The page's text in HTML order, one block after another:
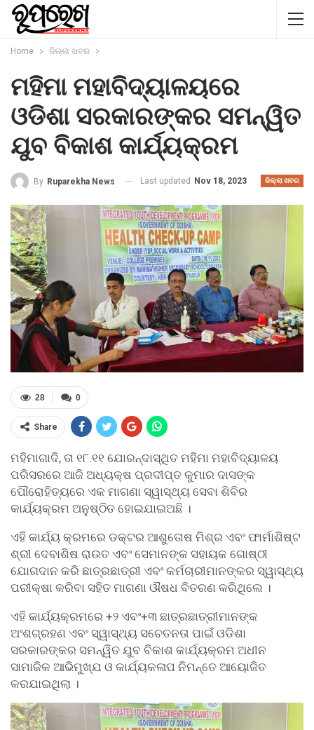
Home ଜିଲ୍ଲା ଖବର
ମହିମା ମହାବିଦ୍ୟାଳୟରେ
ଓଡିଶା ସରକାରଙ୍କର ସମନ୍ୱିତ
ଯୁବ ବିକାଶ କାର୍ଯ୍ୟକ୍ରମ
ଜିଲ୍ଲା ଖବର
By Ruparekha News Last updated Nov 18, 2023
0
28
Share
ମହିମାଗାଦି, ତା ୧୮.୧୧ ଯୋରନ୍ଦାସ୍ଥିତ ମହିମା ମହାବିଦ୍ୟାଳୟ
ପରିସରରେ ଆଜି ଅଧ୍ୟକ୍ଷ ପ୍ରଦୀପ୍ତ କୁମାର ଦାସଙ୍କ
ପୌରୋହିତ୍ୟରେ ଏକ ମାଗଣା ସ୍ୱାସ୍ଥ୍ୟ ସେବା ଶିବିର
କାର୍ଯ୍ୟକ୍ରମ ଅନୁଷ୍ଠିତ ହୋଇଯାଇଅଛି ।
ଏହି କାର୍ଯ୍ୟ କ୍ରମରେ ଡକ୍ଟର ଆଶୁତୋଷ ମିଶ୍ର ଏବଂ ଫାର୍ମାଶିଷ୍ଟ
ଶ୍ରୀ ଦେବାଶିଷ ରାଉତ ଏବଂ ସେମାନଙ୍କ ସହାୟକ ଗୋଷ୍ଠୀ
ଯୋଗଦାନ କରି ଛାତ୍ରଛାତ୍ରୀ ଏବଂ କର୍ମଚାରୀମାନଙ୍କର ସ୍ୱାସ୍ଥ୍ୟ
ପରୀକ୍ଷା କରିବା ସହିତ ମାଗଣା ଔଷଧ ବିତରଣ କରିଥିଲେ ।
ଏହି କାର୍ଯ୍ୟକ୍ରମରେ +୨ ଏବଂ+୩ ଛାତ୍ରଛାତ୍ରୀମାନଙ୍କ
ଅଂଶଗ୍ରହଣ ଏବଂ ସ୍ୱାସ୍ଥ୍ୟ ସଚେତନତା ପାଇଁ ଓଡିଶା
ସରକାରଙ୍କର ସମନ୍ୱିତ ଯୁବ ବିକାଶ କାର୍ଯ୍ୟକ୍ରମ ଅଧୀନ
ସାମାଜିକ ଆଭିମୁଖ୍ଯ ଓ କାର୍ଯ୍ୟକଳାପ ନିମନ୍ତେ ଆୟୋଜିତ
କରଯାଇଥିଲା ।